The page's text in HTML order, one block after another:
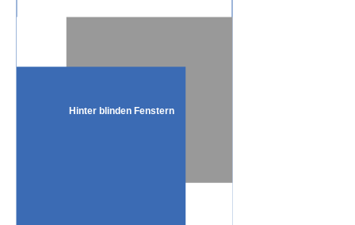
Hinter blinden Fenstern